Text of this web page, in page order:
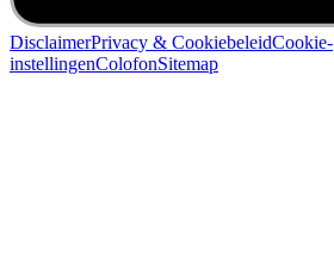
DisclaimerPrivacy & CookiebeleidCookie-
instellingenColofonSitemap